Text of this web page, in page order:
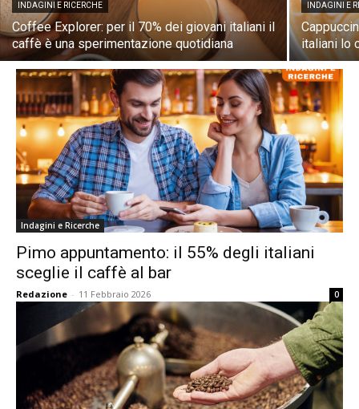
INDAGINI E RICERCHE
Coffee Explorer: per il 70% dei giovani italiani il
caffè è una sperimentazione quotidiana
INDAGINI E
italiani lo
Indagini e Ricerche
Pimo appuntamento: il 55% degli italiani
sceglie il caffè al bar
Redazione - 11 Febbraio 2026 0